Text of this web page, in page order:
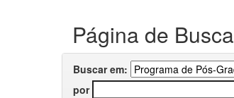
Página de Busca
Buscar em:
por